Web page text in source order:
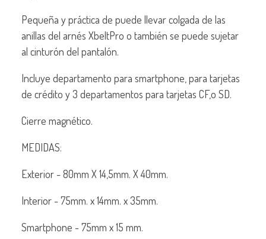
Pequeña y práctica de puede llevar colgada de las
anillas del arnés XbeltPro o también se puede sujetar
al cinturón del pantalón.
Incluye departamento para smartphone, para tarjetas
de crédito y 3 departamentos para tarjetas CF,o SD.
Cierre magnético.
MEDIDAS:
Exterior - 80mm X 14,5mm. X 40mm.
Interior - 75mm. x 14mm. x 35mm.
Smartphone - 75mm x 15 mm.